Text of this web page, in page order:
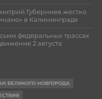
Губерниев жестко
в Калининграде
федеральных трассах
2 августа
ВЕЛИКОГО НОВГОРОДА